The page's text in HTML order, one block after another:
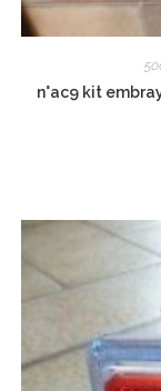
n°ac9 kit